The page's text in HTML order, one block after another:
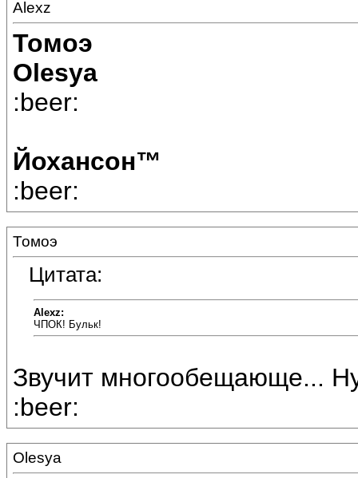
Alexz
Томоэ
Olesya
:beer:
Йохансон™
:beer:
Томоэ
Цитата:
Alexz:
ЧПОК! Бульк!
Звучит многообещающе...
:beer:
Olesya